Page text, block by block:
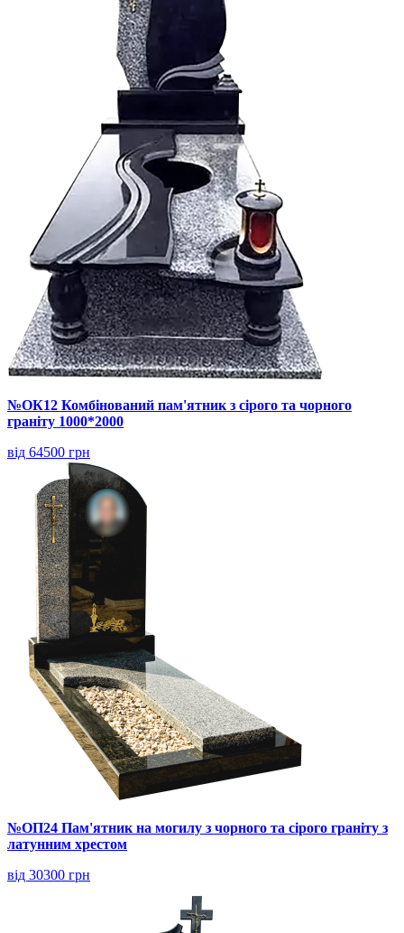
№ОК12 Комбінований пам'ятник з сірого та чорного
граніту 1000*2000
від 64500 грн
№ОП24 Пам'ятник на могилу з чорного та сірого граніту з
латунним хрестом
від 30300 грн